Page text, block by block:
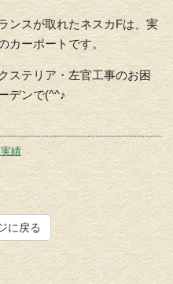
ンスが取れたネスカFは、実
カーポートです。
ステリア・左官工事のお困
デンで(^^♪
績
に戻る